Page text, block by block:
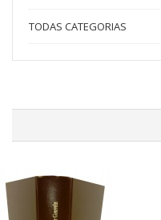
TODAS CATEGORIAS